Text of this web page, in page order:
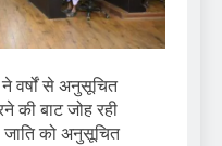
वर्षों से अनुसूचित
की बाट जोह रही
जाति को अनुसूचित